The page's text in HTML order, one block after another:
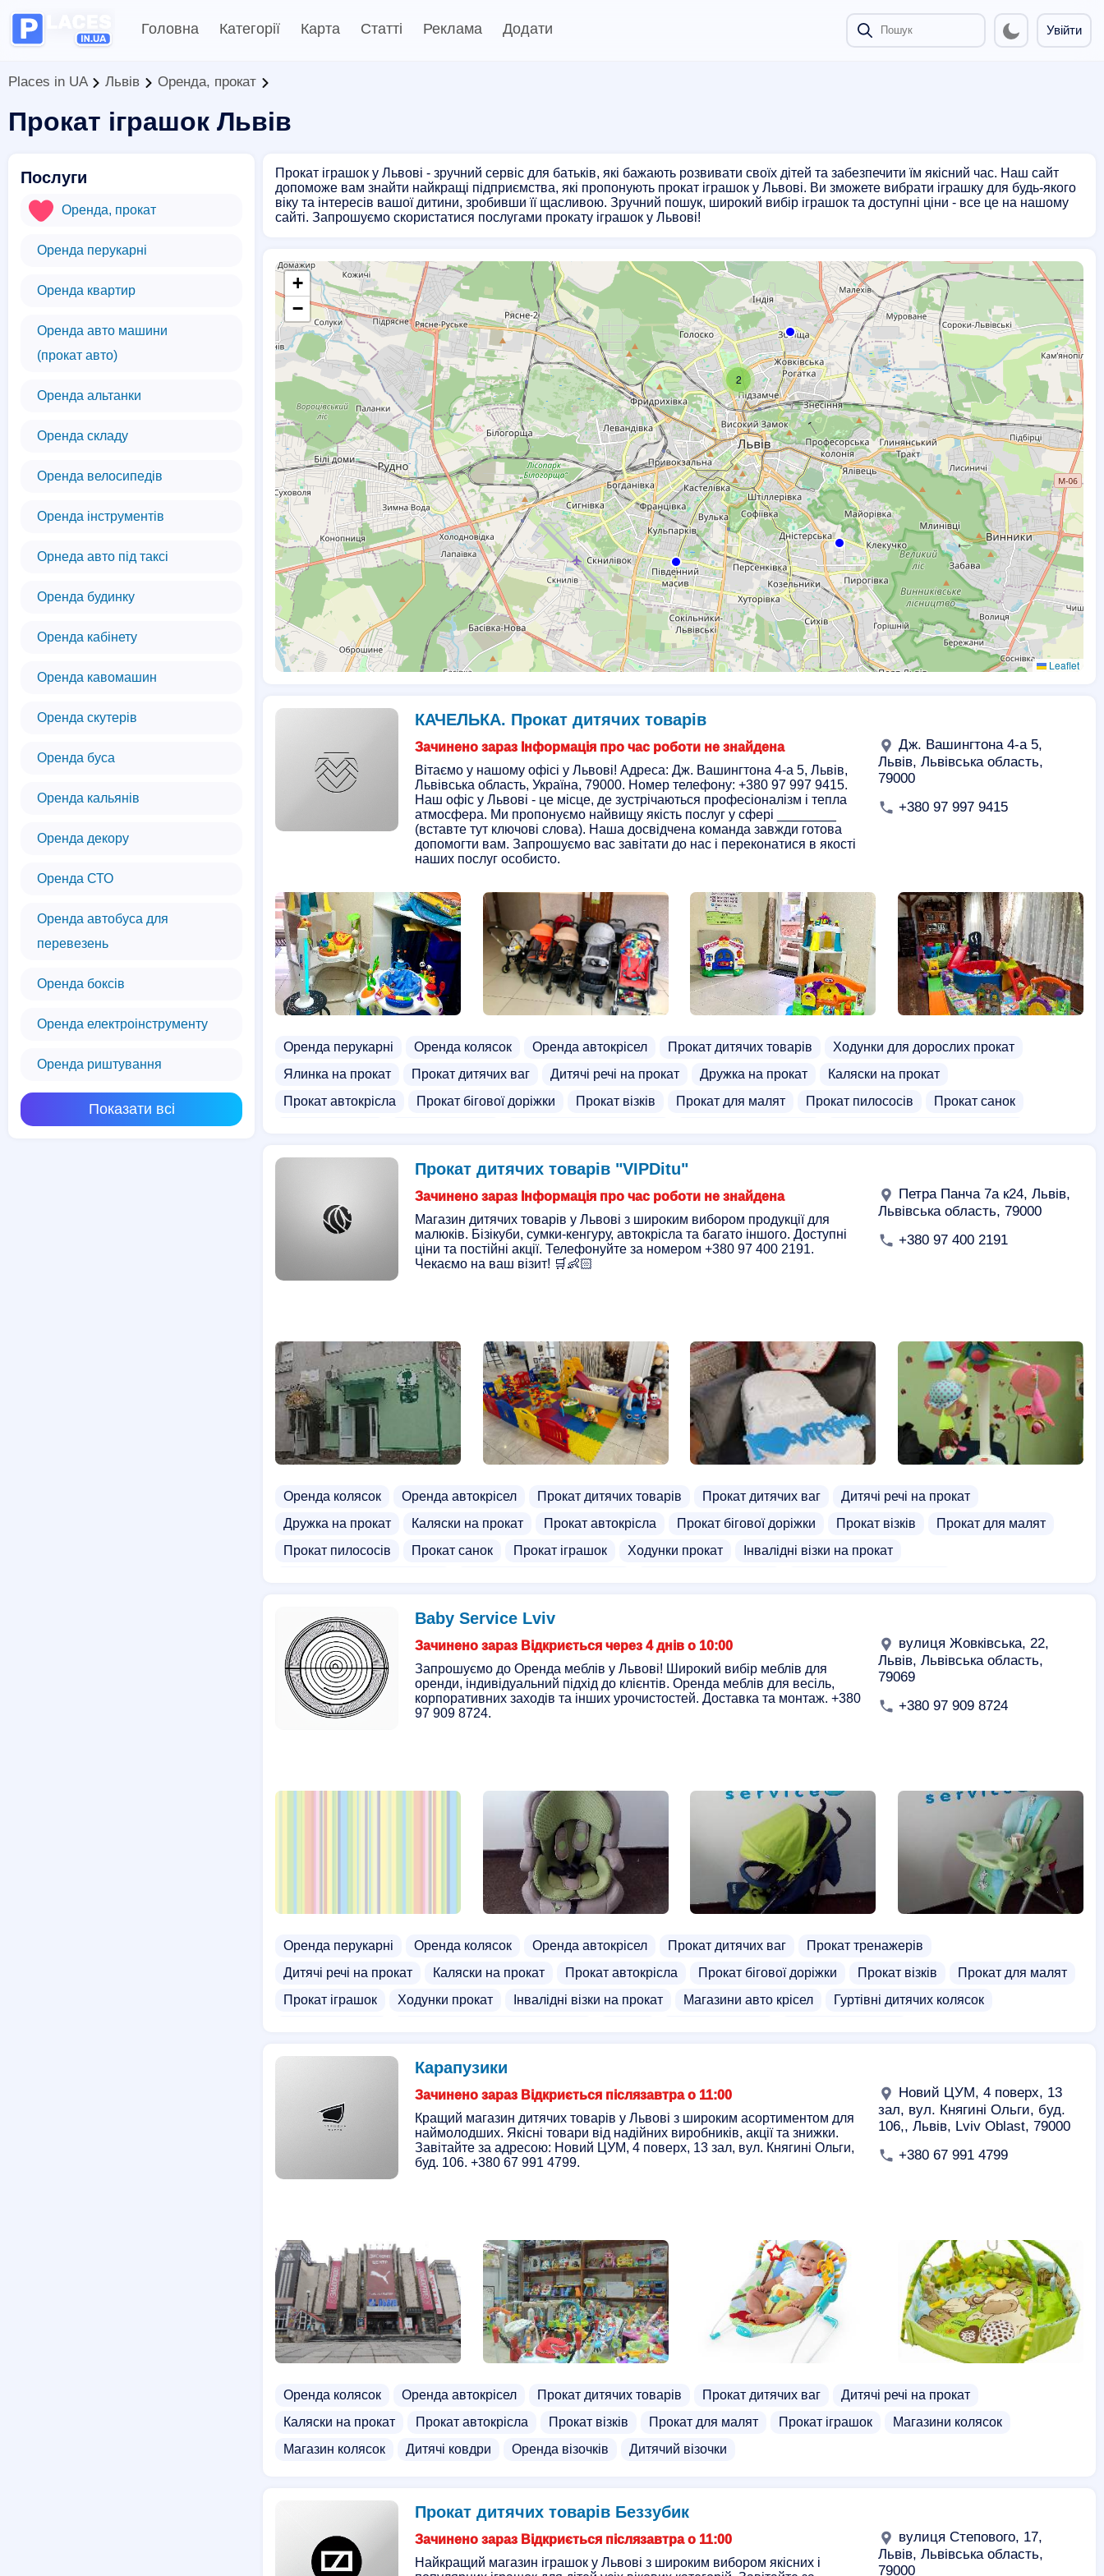
Головна Категорії Карта Статті Реклама Додати Увійти
Places in UA Львів Оренда, прокат
Прокат іграшок Львів
Послуги
Оренда, прокат
Оренда перукарні
Оренда квартир
Оренда авто машини
(прокат авто)
Оренда альтанки
Оренда складу
Оренда велосипедів
Оренда інструментів
Орнеда авто під таксі
Оренда будинку
Оренда кабінету
Оренда кавомашин
Оренда скутерів
Оренда буса
Оренда кальянів
Оренда декору
Оренда СТО
Оренда автобуса для
перевезень
Оренда боксів
Оренда електроінструменту
Оренда риштування
Показати всі
Прокат іграшок у Львові - зручний сервіс для батьків, які бажають розвивати своїх дітей та забезпечити їм якісний час. Наш сайт
допоможе вам знайти найкращі підприємства, які пропонують прокат іграшок у Львові. Ви зможете вибрати іграшку для будь-якого
віку та інтересів вашої дитини, зробивши її щасливою. Зручний пошук, широкий вибір іграшок та доступні ціни - все це на нашому
сайті. Запрошуємо скористатися послугами прокату іграшок у Львові!
2
+
−
Leaflet
КАЧЕЛЬКА. Прокат дитячих товарів
Зачинено зараз Інформація про час роботи не знайдена
Вітаємо у нашому офісі у Львові! Адреса: Дж. Вашингтона 4-а 5, Львів,
Львівська область, Україна, 79000. Номер телефону: +380 97 997 9415.
Наш офіс у Львові - це місце, де зустрічаються професіоналізм і тепла
атмосфера. Ми пропонуємо найвищу якість послуг у сфері ________
(вставте тут ключові слова). Наша досвідчена команда завжди готова
допомогти вам. Запрошуємо вас завітати до нас і переконатися в якості
наших послуг особисто.
Дж. Вашингтона 4-а 5,
Львів, Львівська область,
79000
+380 97 997 9415
Оренда перукарні Оренда колясок Оренда автокрісел Прокат дитячих товарів
Ходунки для дорослих прокат
Ялинка на прокат
Прокат дитячих ваг Дитячі речі на прокат Дружка на прокат
Каляски на прокат
Прокат автокрісла
Прокат бігової доріжки Прокат візків Прокат для малят Прокат пилососів
Прокат санок
Магазин колясок
Прокат ходунків для дорослих
Дитячий візочки
Прокат дитячих товарів "VIPDitu"
Зачинено зараз Інформація про час роботи не знайдена
Магазин дитячих товарів у Львові з широким вибором продукції для
малюків. Бізікуби, сумки-кенгуру, автокрісла та багато іншого. Доступні
ціни та постійні акції. Телефонуйте за номером +380 97 400 2191.
Чекаємо на ваш візит! 🛒👶🏻
Петра Панча 7а к24, Львів,
Львівська область, 79000
+380 97 400 2191
Оренда колясок Оренда автокрісел Прокат дитячих товарів Прокат дитячих ваг
Дитячі речі на прокат
Дружка на прокат
Каляски на прокат Прокат автокрісла Прокат бігової доріжки Прокат візків
Прокат для малят
Прокат пилососів
Прокат санок Прокат іграшок Ходунки прокат
Інвалідні візки на прокат
Дитячі столики з кріслами
Дитячий візочки
Baby Service Lviv
Зачинено зараз Відкриється через 4 днів о 10:00
Запрошуємо до Оренда меблів у Львові! Широкий вибір меблів для
оренди, індивідуальний підхід до клієнтів. Оренда меблів для весіль,
корпоративних заходів та інших урочистостей. Доставка та монтаж. +380
97 909 8724.
вулиця Жовківська, 22,
Львів, Львівська область,
79069
+380 97 909 8724
Оренда перукарні Оренда колясок Оренда автокрісел Прокат дитячих ваг
Прокат тренажерів
Дитячі речі на прокат
Каляски на прокат Прокат автокрісла Прокат бігової доріжки Прокат візків
Прокат для малят
Прокат іграшок
Ходунки прокат Інвалідні візки на прокат Магазини авто крісел
Гуртівні дитячих колясок
Карапузики
Зачинено зараз Відкриється післязавтра о 11:00
Кращий магазин дитячих товарів у Львові з широким асортиментом для
наймолодших. Якісні товари від надійних виробників, акції та знижки.
Завітайте за адресою: Новий ЦУМ, 4 поверх, 13 зал, вул. Княгині Ольги,
буд. 106. +380 67 991 4799.
Новий ЦУМ, 4 поверх, 13
зал, вул. Княгині Ольги, буд.
106,, Львів, Lviv Oblast, 79000
+380 67 991 4799
Оренда колясок Оренда автокрісел Прокат дитячих товарів Прокат дитячих ваг
Дитячі речі на прокат
Каляски на прокат
Прокат автокрісла Прокат візків Прокат для малят Прокат іграшок
Магазини колясок
Магазин колясок
Дитячі ковдри Оренда візочків Дитячий візочки
Прокат дитячих товарів Беззубик
Зачинено зараз Відкриється післязавтра о 11:00
Найкращий магазин іграшок у Львові з широким вибором якісних і
вулиця Степового, 17,
Львів, Львівська область,
79000